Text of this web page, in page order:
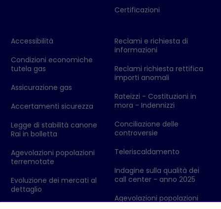
Certificazioni
Accessibilità
Condizioni economiche
tutela gas
Assicurazione gas
Accertamenti sicurezza
Legge di stabilità canone
Rai in bolletta
Agevolazioni popolazioni
terremotate
Evoluzione dei mercati al
dettaglio
Reclami e richiesta di
informazioni
Reclami richiesta rettifica
importi anomali
Rateizzi - Costituzioni in
mora - Indennizzi
Conciliazione delle
controversie
Teleriscaldamento
Indagine sulla qualità dei
call center - anno 2025
Agevolazioni popolazioni